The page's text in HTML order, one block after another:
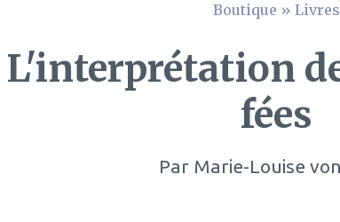
Boutique » Livres
L'interprétation
fées
ParMarie-Louise